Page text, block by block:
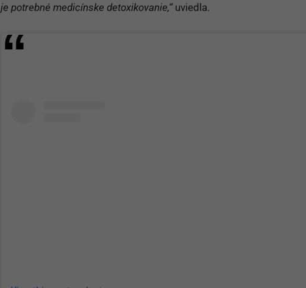
je potrebné medicínske detoxikovanie,“uviedla.